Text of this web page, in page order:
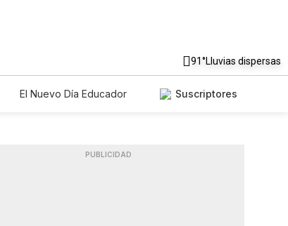
91°Lluvias dispersas
El Nuevo Día Educador
Suscriptores
PUBLICIDAD